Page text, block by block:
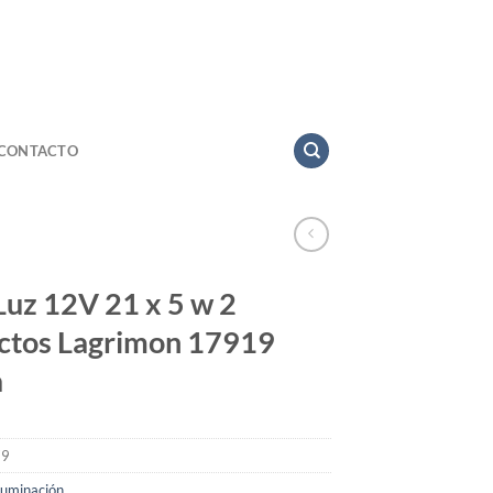
12V 21 x 5 w 2
Lagrimon 17919